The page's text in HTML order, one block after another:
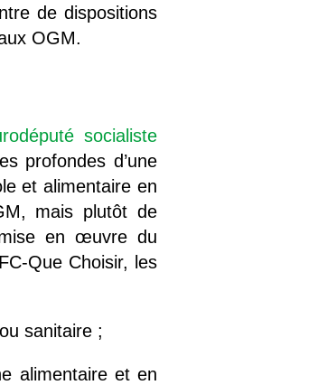
de dispositions
OGM.
socialiste
profondes d’une
et alimentaire en
mais plutôt de
en œuvre du
Que Choisir, les
sanitaire ;
alimentaire et en